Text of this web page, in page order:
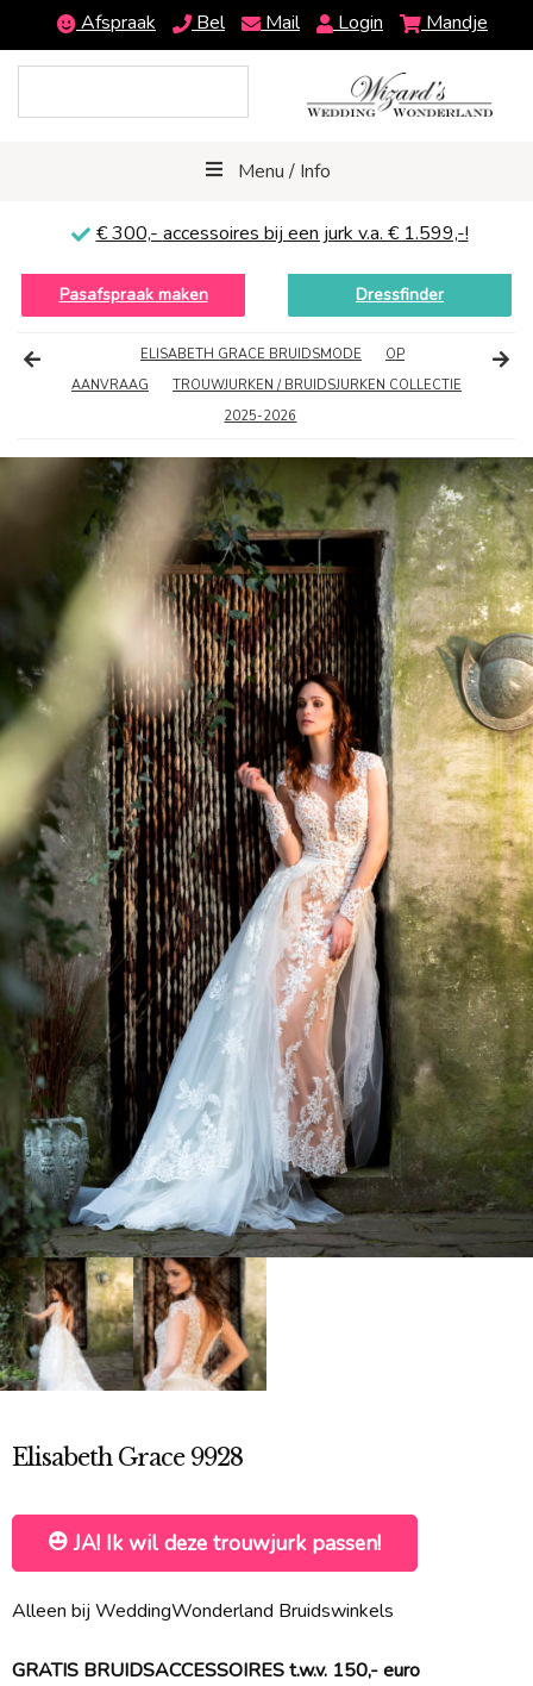
Afspraak Bel Mail Login Mandje
Menu / Info
€ 300,- accessoires bij een jurk v.a. € 1.599,-!
Pasafspraak maken Dressfinder
ELISABETH GRACE BRUIDSMODE
OP
AANVRAAG
TROUWJURKEN / BRUIDSJURKEN COLLECTIE
2025-2026
Elisabeth Grace 9928
JA! Ik wil deze trouwjurk passen!
Alleen bij WeddingWonderland Bruidswinkels
GRATIS BRUIDSACCESSOIRES t.w.v. 150,- euro